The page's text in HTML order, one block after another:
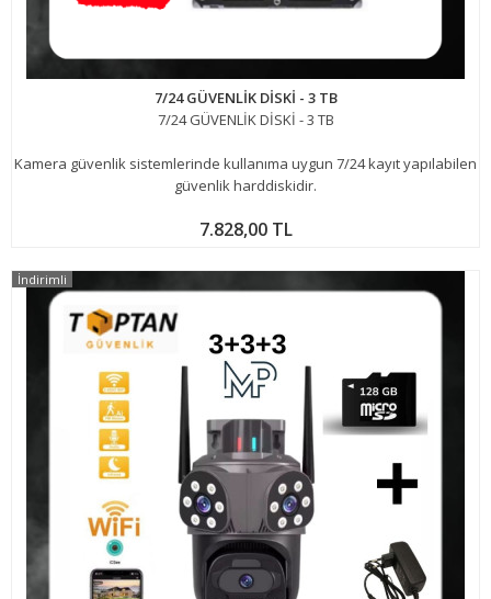
7/24 GÜVENLİK DİSKİ - 3 TB
7/24 GÜVENLİK DİSKİ - 3 TB
Kamera güvenlik sistemlerinde kullanıma uygun 7/24 kayıt yapılabilen
güvenlik harddiskidir.
7.828,00 TL
İndirimli